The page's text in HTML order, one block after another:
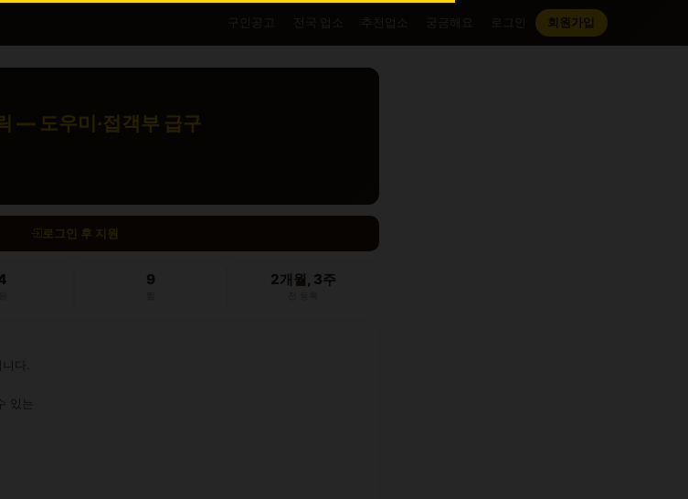
구인공고 전국 업소 추천업소 궁금해요 회원가입
— 도우미·접객부 급구
로그인 후 지원
9 2개월, 3주
다.
있는